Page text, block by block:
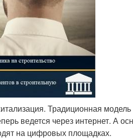
Традиционная
ведется через интернет. А
на цифровых площадках.